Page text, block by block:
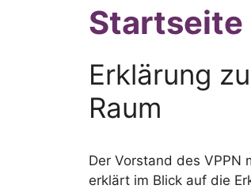
Startseite
Erklärung
Raum
Der Vorstand des VPPN
erklärt im Blick auf die